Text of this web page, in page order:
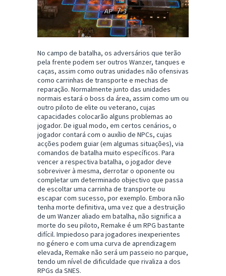
No campo de batalha, os adversários que terão
pela frente podem ser outros Wanzer, tanques e
caças, assim como outras unidades não ofensivas
como carrinhas de transporte e mechas de
reparação. Normalmente junto das unidades
normais estará o boss da área, assim como um ou
outro piloto de elite ou veterano, cujas
capacidades colocarão alguns problemas ao
jogador. De igual modo, em certos cenários, o
jogador contará com o auxílio de NPCs, cujas
acções podem guiar (em algumas situações), via
comandos de batalha muito específicos. Para
vencer a respectiva batalha, o jogador deve
sobreviver à mesma, derrotar o oponente ou
completar um determinado objectivo que passa
de escoltar uma carrinha de transporte ou
escapar com sucesso, por exemplo. Embora não
tenha morte definitiva, uma vez que a destruição
de um Wanzer aliado em batalha, não significa a
morte do seu piloto, Remake é um RPG bastante
difícil. Impiedoso para jogadores inexperientes
no género e com uma curva de aprendizagem
elevada, Remake não será um passeio no parque,
tendo um nível de dificuldade que rivaliza a dos
RPGs da SNES.